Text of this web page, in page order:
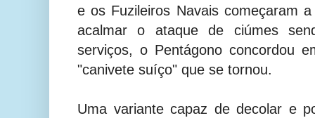
e os Fuzileiros Navais começaram
acalmar o ataque de ciúmes
serviços, o Pentágono concordou
"canivete suíço" que se tornou.
Uma variante capaz de decolar e